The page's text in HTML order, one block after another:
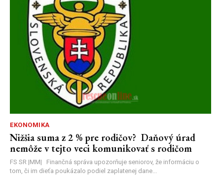
EKONOMIKA
Nižšia suma z 2 % pre rodičov? Daňový úrad
nemôže v tejto veci komunikovať s rodičom
FS SR |MM| Finančná správa upozorňuje seniorov, že informáciu o
tom, či im dieťa poukázalo podiel zaplatenej dane...